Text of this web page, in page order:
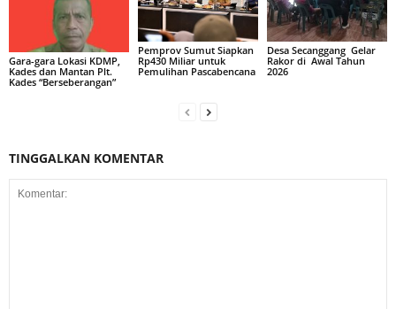
Gara-gara Lokasi KDMP,
Kades dan Mantan Plt.
Kades “Berseberangan”
Pemprov Sumut Siapkan
Rp430 Miliar untuk
Pemulihan Pascabencana
Desa Secanggang Gelar
Rakor di Awal Tahun
2026
TINGGALKAN KOMENTAR